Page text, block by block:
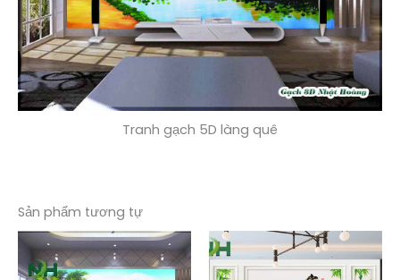
Tranh gạch 5D làng quê
Sản phẩm tương tự